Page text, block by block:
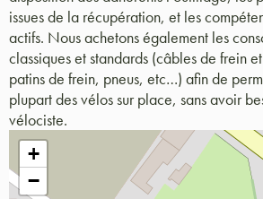
issues de la récupération, et les
actifs. Nous achetons également les
classiques et standards (câbles de frein
patins de frein, pneus, etc…) afin de
plupart des vélos sur place, sans avoir
vélociste.
+
−